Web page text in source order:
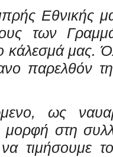
Εθνικής
των
κάλεσμά μας.
παρελθόν
, ως
στη
τιμήσουμε